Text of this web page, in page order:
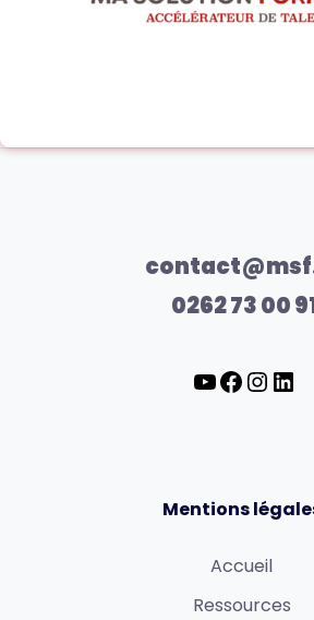
0262 73 00
Mentions
Accueil
Ressources